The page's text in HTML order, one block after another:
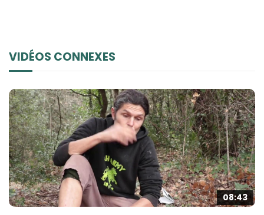
VIDÉOS CONNEXES
08:43